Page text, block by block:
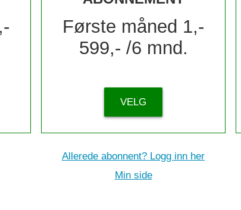
Første måned 1,-
599,- /6 mnd.
VELG
Allerede abonnent? Logg inn her
Min side